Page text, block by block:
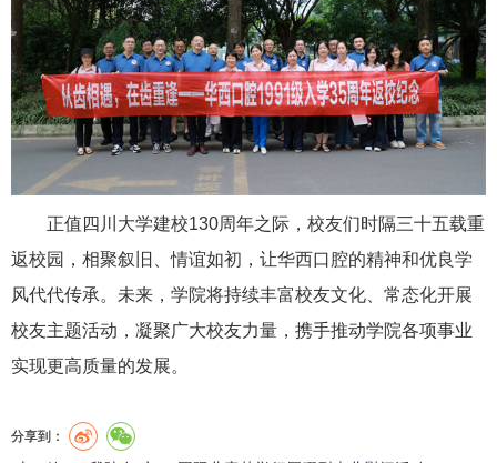
正值四川大学建校130周年之际，校友们时隔三十五载重
返校园，相聚叙旧、情谊如初，让华西口腔的精神和优良学
风代代传承。未来，学院将持续丰富校友文化、常态化开展
校友主题活动，凝聚广大校友力量，携手推动学院各项事业
实现更高质量的发展。
分享到：